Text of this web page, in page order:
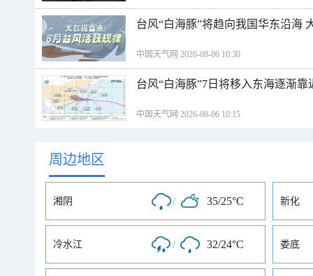
台风“白海豚”将趋向我国华东沿海
中国天气网 2026-08-06 10:30
台风“白海豚”7日将移入东海逐渐
中国天气网 2026-08-06 10:15
周边地区
湘阴 / 35/25°C 新化
冷水江 / 32/24°C 娄底